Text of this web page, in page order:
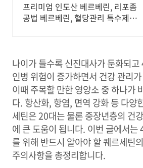
프리미엄 인도산 베르베린, 리포좀
공법 베르베린, 혈당관리 특수제작
나이가 들수록 신진대사가 둔화되
인병 위험이 증가하면서 건강 관리
이때 주목할 만한 영양소 중 하나가
다. 항산화, 항염, 면역 강화 등 다양
세틴은 20대는 물론 중장년층의 건
에 큰 도움이 됩니다. 이번 글에서는
를 위해 반드시 알아야 할 퀘르세틴
주의사항을 총정리합니다.